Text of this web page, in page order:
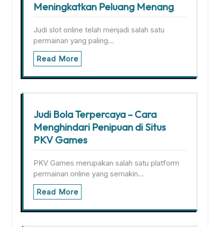
Meningkatkan Peluang Menang
Judi slot online telah menjadi salah satu
permainan yang paling…
Read More
Judi Bola Terpercaya – Cara
Menghindari Penipuan di Situs
PKV Games
PKV Games merupakan salah satu platform
permainan online yang semakin…
Read More